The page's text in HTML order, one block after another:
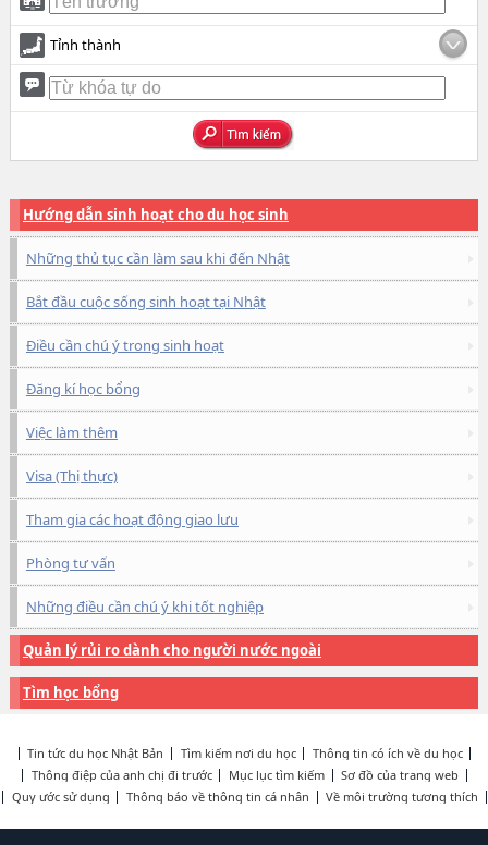
Tỉnh thành
Hướng dẫn sinh hoạt cho du học sinh
Những thủ tục cần làm sau khi đến Nhật
Bắt đầu cuộc sống sinh hoạt tại Nhật
Điều cần chú ý trong sinh hoạt
Đăng kí học bổng
Việc làm thêm
Visa (Thị thực)
Tham gia các hoạt động giao lưu
Phòng tư vấn
Những điều cần chú ý khi tốt nghiệp
Quản lý rủi ro dành cho người nước ngoài
Tìm học bổng
Tin tức du học Nhật Bản Tìm kiếm nơi du học
Thông tin có ích về du học
Thông điệp của anh chị đi trước
Mục lục tìm kiếm
Sơ đồ của trang web
Quy ước sử dụng
Thông báo về thông tin cá nhân Về môi trường tương thích